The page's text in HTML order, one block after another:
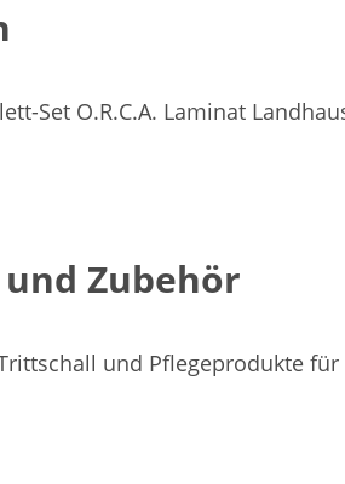
Set O.R.C.A. Laminat
Zubehör
und Pflegeprodukte